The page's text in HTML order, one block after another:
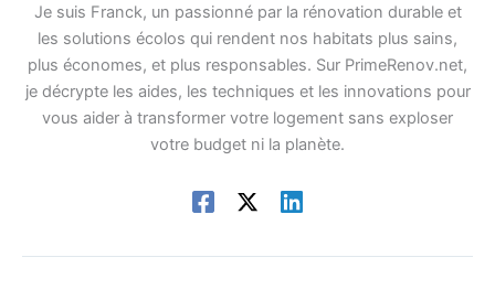
Je suis Franck, un passionné par la rénovation durable et
les solutions écolos qui rendent nos habitats plus sains,
plus économes, et plus responsables. Sur PrimeRenov.net,
je décrypte les aides, les techniques et les innovations pour
vous aider à transformer votre logement sans exploser
votre budget ni la planète.